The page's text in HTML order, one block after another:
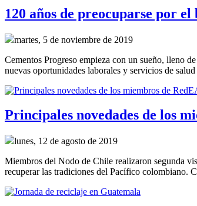
120 años de preocuparse por
martes, 5 de noviembre de 2019
Cementos Progreso empieza con un sueño, lleno
nuevas oportunidades laborales y servicios de
Principales novedades de los
lunes, 12 de agosto de 2019
Miembros del Nodo de Chile realizaron segunda
recuperar las tradiciones del Pacífico colombiano.